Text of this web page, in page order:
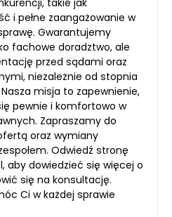
i pełne zaangażowanie w
Gwarantujemy
fachowe doradztwo, ale
przed sądami oraz
niezależnie od stopnia
misja to zapewnienie,
pewnie i komfortowo w
Zapraszamy do
oraz wymiany
Odwiedź stronę
aby dowiedzieć się więcej o
się na konsultację.
Ci w każdej sprawie